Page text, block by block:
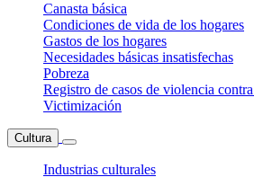
Canasta básica
Condiciones de vida de los hogares
Gastos de los hogares
Necesidades básicas insatisfechas
Pobreza
Registro de casos de violencia
Victimización
Cultura
Industrias culturales